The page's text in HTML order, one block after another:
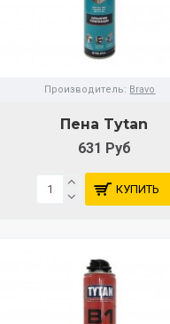
Производитель: Bravo
Пена Tytan
631 Руб
КУПИТЬ